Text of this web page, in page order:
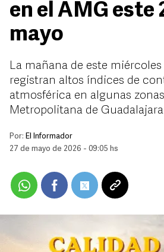
en el AMG este
mayo
La mañana de este miércoles
registran altos índices de
atmosférica en algunas
Metropolitana de
Por: El Informador
27 de mayo de 2026 - 09:05 hs